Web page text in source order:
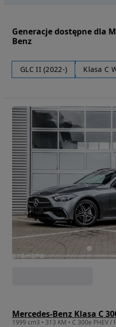
Generacje dostępne dla
Benz
GLC II (2022-) Klasa C
Mercedes-Benz Klasa C